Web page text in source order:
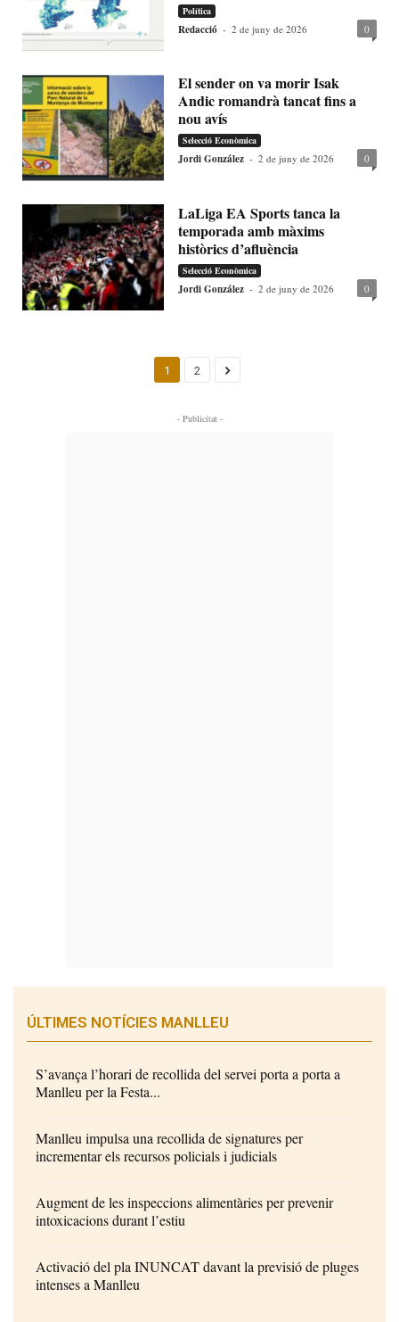
Política
Redacció - 2 de juny de 2026 0
El sender on va morir Isak
Andic romandrà tancat fins a
nou avís
Selecció Econòmica
Jordi González - 2 de juny de 2026 0
LaLiga EA Sports tanca la
temporada amb màxims
històrics d’afluència
Selecció Econòmica
Jordi González - 2 de juny de 2026 0
1 2
- Publicitat -
ÚLTIMES NOTÍCIES MANLLEU
S’avança l’horari de recollida del servei porta a porta a
Manlleu per la Festa...
Manlleu impulsa una recollida de signatures per
incrementar els recursos policials i judicials
Augment de les inspeccions alimentàries per prevenir
intoxicacions durant l’estiu
Activació del pla INUNCAT davant la previsió de pluges
intenses a Manlleu